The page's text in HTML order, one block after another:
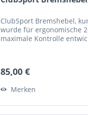
ClubSport Bremshebel,
wurde für ergonomische
maximale Kontrolle
85,00 €
Merken